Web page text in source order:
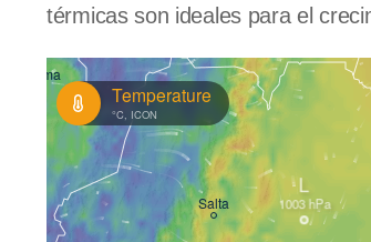
térmicas son ideales para el